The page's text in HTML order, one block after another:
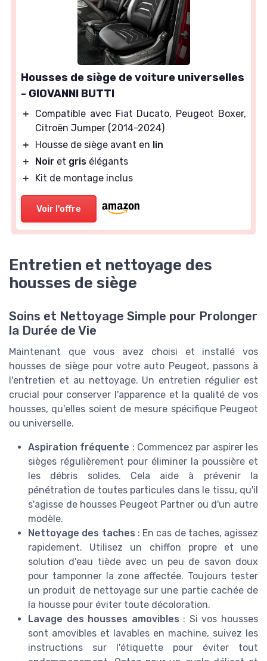
Housses de siège de voiture universelles
- GIOVANNI BUTTI
＋
Compatible avec Fiat Ducato, Peugeot Boxer,
Citroën Jumper (2014-2024)
＋
Housse de siège avant en lin
＋
Noir et gris élégants
＋
Kit de montage inclus
Voir l'offre
Entretien et nettoyage des
housses de siège
Soins et Nettoyage Simple pour Prolonger
la Durée de Vie
Maintenant que vous avez choisi et installé vos
housses de siège pour votre auto Peugeot, passons à
l'entretien et au nettoyage. Un entretien régulier est
crucial pour conserver l'apparence et la qualité de vos
housses, qu'elles soient de mesure spécifique Peugeot
ou universelle.
Aspiration fréquente : Commencez par aspirer les
sièges régulièrement pour éliminer la poussière et
les débris solides. Cela aide à prévenir la
pénétration de toutes particules dans le tissu, qu'il
s'agisse de housses Peugeot Partner ou d'un autre
modèle.
Nettoyage des taches : En cas de taches, agissez
rapidement. Utilisez un chiffon propre et une
solution d'eau tiède avec un peu de savon doux
pour tamponner la zone affectée. Toujours tester
un produit de nettoyage sur une partie cachée de
la housse pour éviter toute décoloration.
Lavage des housses amovibles : Si vos housses
sont amovibles et lavables en machine, suivez les
instructions sur l'étiquette pour éviter tout